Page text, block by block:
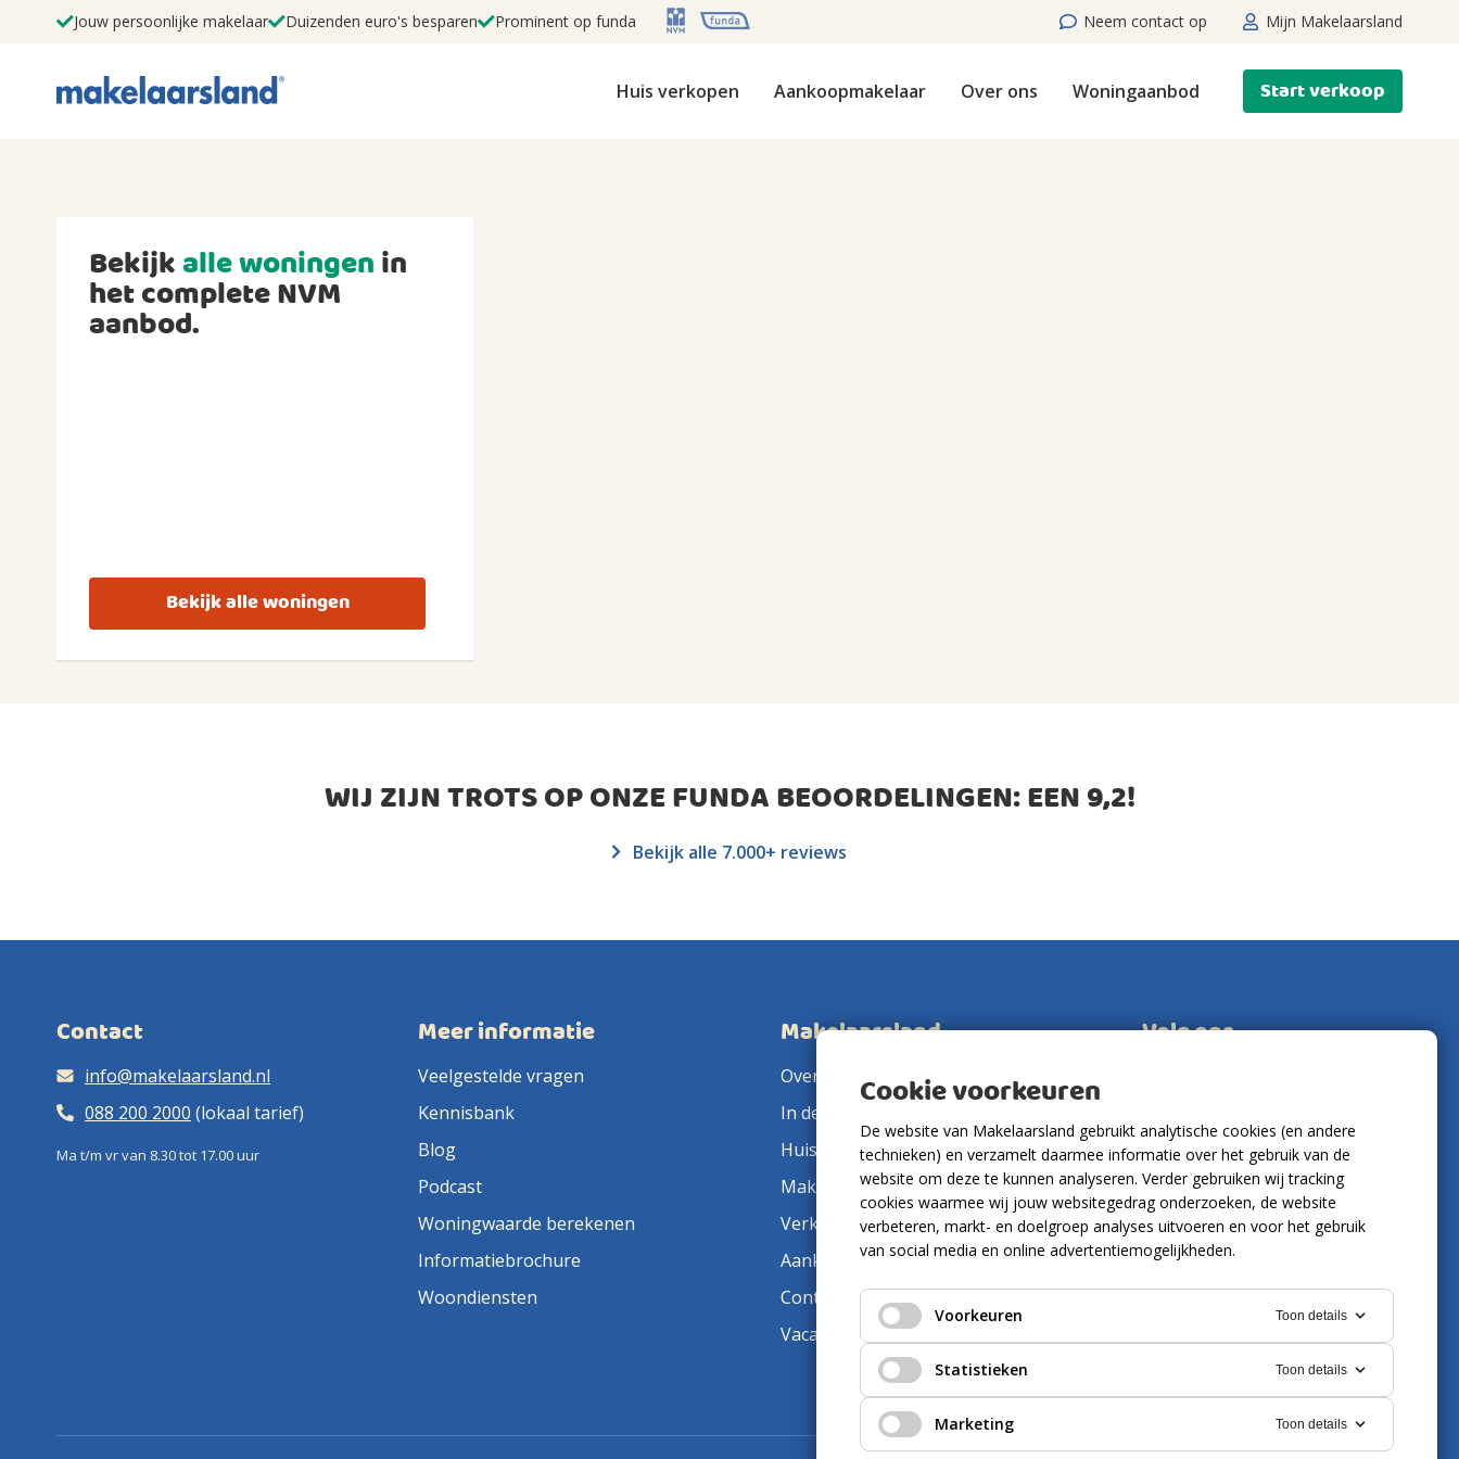
Jouw persoonlijke makelaar Duizenden euro's besparen Prominent op funda Neem contact op Mijn Makelaarsland
Huis verkopen Aankoopmakelaar Over ons Woningaanbod Start verkoop
Bekijkalle woningenin
het complete NVM
aanbod.
Bekijk alle woningen
WIJ ZIJN TROTS OP ONZE FUNDA BEOORDELINGEN: EEN9,2!
Bekijk alle 7.000+ reviews
Contact
info@makelaarsland.nl
088 200 2000 (lokaal tarief)
Ma t/m vr van 8.30 tot 17.00 uur
Meer informatie
Veelgestelde vragen
Kennisbank
Blog
Podcast
Woningwaarde berekenen
Informatiebrochure
Woondiensten
Makelaarsland
Over ons
In de pers
Huis verkopen
Makelaar in de buurt
Verkoopmakelaar
Aankoopmakelaar
Contact
Vacatures
Volg ons
Cookie voorkeuren
De website van Makelaarsland gebruikt analytische cookies (en andere
technieken) en verzamelt daarmee informatie over het gebruik van de
website om deze te kunnen analyseren. Verder gebruiken wij tracking
cookies waarmee wij jouw websitegedrag onderzoeken, de website
verbeteren, markt- en doelgroep analyses uitvoeren en voor het gebruik
van social media en online advertentiemogelijkheden.
Voorkeuren Toon details
Statistieken Toon details
Marketing Toon details